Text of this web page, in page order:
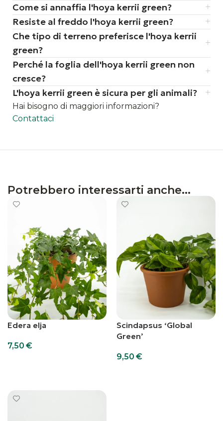
decidere di emettere un nuovo fusto.
Ma quando parte, diventa una
rampicante vigorosa
foglie indistruttibili: le foglie sono così
sode e spesse che possono essere
confuse con oggetti di plastica o
ceramica
simbolo di resilienza: nonostante
l'aspetto delicato, è una pianta
estremamente coriacea che sopporta
Come si annaffia l'hoya kerrii green?
Resiste al freddo l'hoya kerrii green?
Che tipo di terreno preferisce l'hoya kerrii
green?
Perché la foglia dell'hoya kerrii green non
cresce?
L'hoya kerrii green è sicura per gli animali?
Hai bisogno di maggiori informazioni?
Contattaci
Potrebbero interessarti anche...
Edera elja
7,50 €
Scindapsus ‘Global
Green’
9,50 €